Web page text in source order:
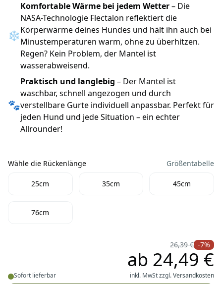
❄
Komfortable Wärme bei jedem Wetter– Die
NASA-Technologie Flectalon reflektiert die
Körperwärme deines Hundes und hält ihn auch bei
Minustemperaturen warm, ohne zu überhitzen.
Regen? Kein Problem, der Mantel ist
wasserabweisend.
🐾
Praktisch und langlebig – Der Mantel ist
waschbar, schnell angezogen und durch
verstellbare Gurte individuell anpassbar. Perfekt für
jeden Hund und jede Situation – ein echter
Allrounder!
Wähle die Rückenlänge Größentabelle
25cm 35cm 45cm
76cm
Sofort lieferbar
26,39 € -7%
ab 24,49 €
inkl. MwSt zzgl.Versandkosten